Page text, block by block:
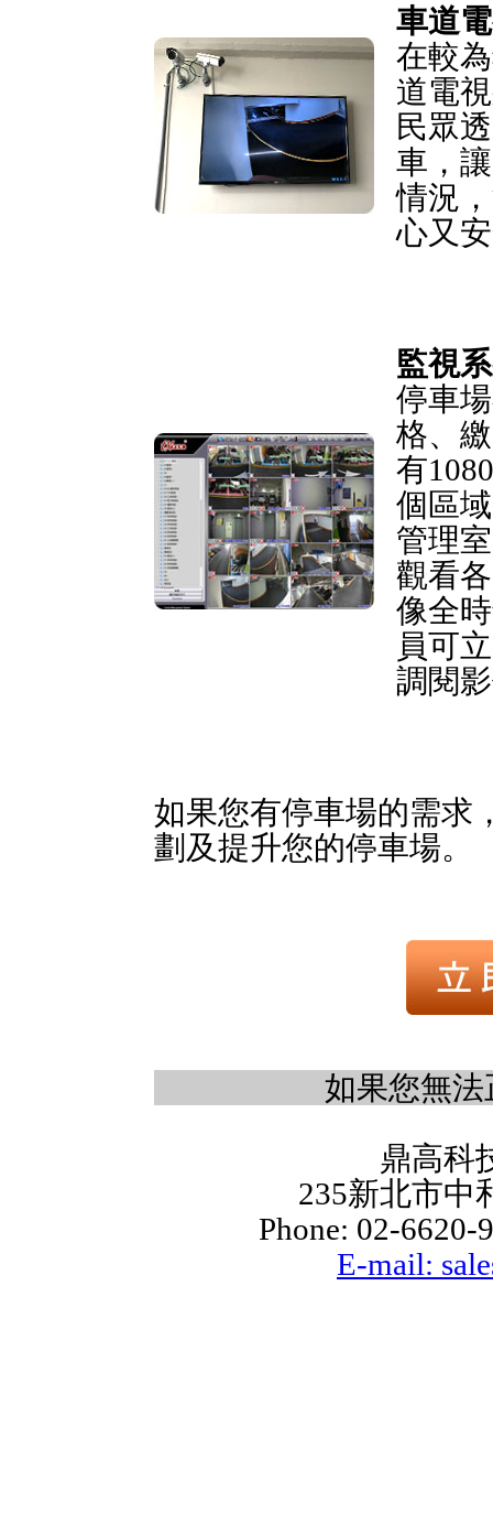
車道
在較
道電
民眾
車，
情況
心又
監視
停車
格、
有
個區
管理
觀看
像全
員可
調閱
如果您有停車場的需求
劃及提升您的停車場。
如果您無
鼎高科
235新北市中
Phone: 02-6620-
E-mail: